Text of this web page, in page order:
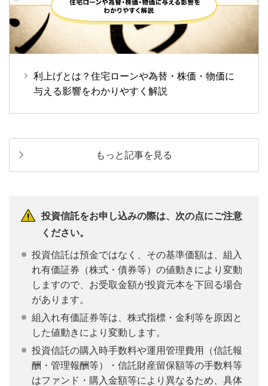
利上げとは？住宅ローンや為替・株価・物価に
与える影響をわかりやすく解説
もっと記事を見る
投資信託をお申し込みの際は、次の点にご注意
ください。
投資信託は預金ではなく、その基準価額は、組入
れ有価証券（株式・債券等）の値動きにより変動
しますので、お受取金額が投資元本を下回る場合
があります。
組入れ有価証券等は、株式指標・金利等を原因と
した値動きにより変動します。
投資信託の購入時手数料や運用管理費用（信託報
酬・管理報酬等）・信託財産留保額等の手数料等
はファンド・購入金額等により異なるため、具体